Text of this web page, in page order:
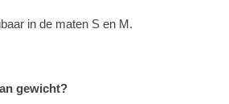
in de maten S en M.
gewicht?